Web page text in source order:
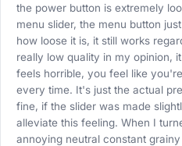
the power button is extremely
menu slider, the menu button
how loose it is, it still works
really low quality in my opinion,
feels horrible, you feel like
every time. It's just the actual
fine, if the slider was made
alleviate this feeling. When I
annoying neutral constant